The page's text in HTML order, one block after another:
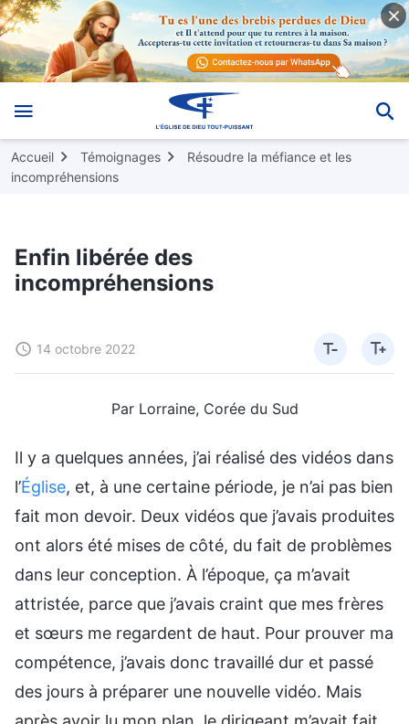
Accueil Témoignages
Résoudre la méfiance et les
incompréhensions
Enfin libérée des
incompréhensions
14 octobre 2022
Par Lorraine, Corée du Sud
Il y a quelques années, j’ai réalisé des vidéos dans
l’Église, et, à une certaine période, je n’ai pas bien
fait mon devoir. Deux vidéos que j’avais produites
ont alors été mises de côté, du fait de problèmes
dans leur conception. À l’époque, ça m’avait
attristée, parce que j’avais craint que mes frères
et sœurs me regardent de haut. Pour prouver ma
compétence, j’avais donc travaillé dur et passé
des jours à préparer une nouvelle vidéo. Mais